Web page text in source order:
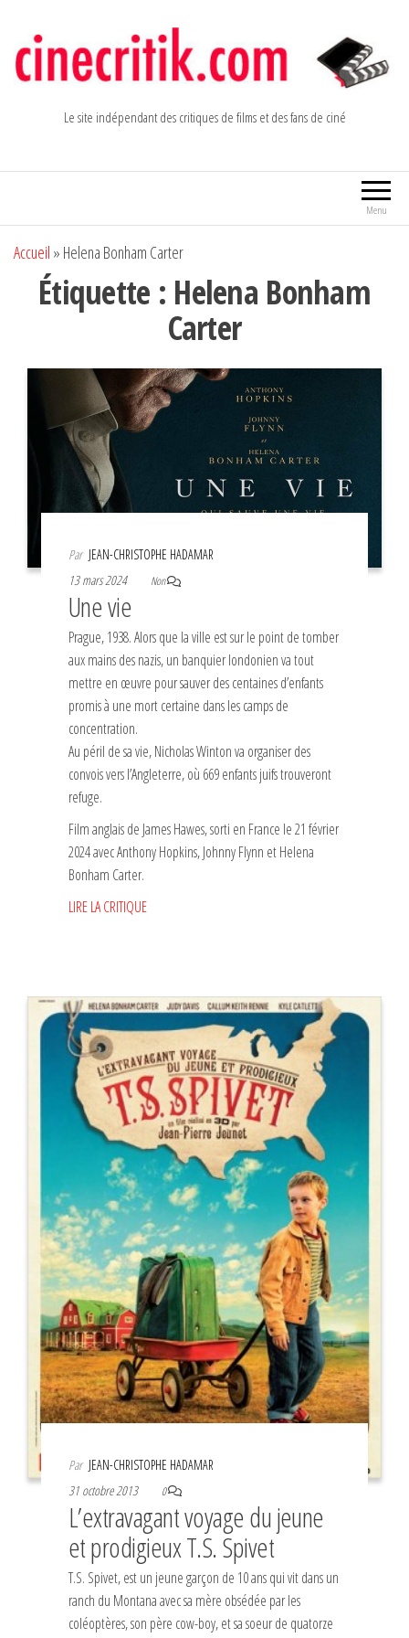
contenu
Le site indépendant des critiques de films et des fans de ciné
Menu
Accueil » Helena Bonham Carter
Étiquette : Helena Bonham
Carter
Par JEAN-CHRISTOPHE HADAMAR
13 mars 2024
Non
Une vie
Prague, 1938. Alors que la ville est sur le point de tomber
aux mains des nazis, un banquier londonien va tout
mettre en œuvre pour sauver des centaines d’enfants
promis à une mort certaine dans les camps de
concentration.
Au péril de sa vie, Nicholas Winton va organiser des
convois vers l’Angleterre, où 669 enfants juifs trouveront
refuge.
Film anglais de James Hawes, sorti en France le 21 février
2024 avec Anthony Hopkins, Johnny Flynn et Helena
Bonham Carter.
LIRE LA CRITIQUE
Par JEAN-CHRISTOPHE HADAMAR
31 octobre 2013
0
L’extravagant voyage du jeune
et prodigieux T.S. Spivet
T.S. Spivet, est un jeune garçon de 10 ans qui vit dans un
ranch du Montana avec sa mère obsédée par les
coléoptères, son père cow-boy, et sa soeur de quatorze